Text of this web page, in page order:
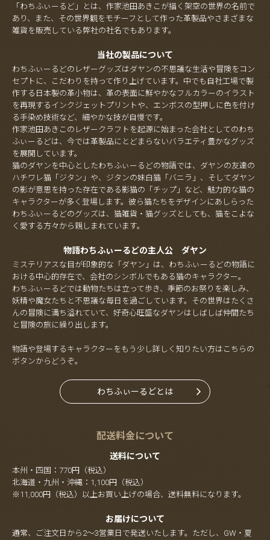
「わちふぃーるど」とは、作家池田あきこが描く架空の世界の名前で
あり、また、その世界観をモチーフとして作った革製品やさまざまな
雑貨を販売している弊社の社名でもあります。
当社の製品について
わちふぃーるどのレザーグッズはダヤンの不思議な生活や冒険をコン
セプトに、こだわりを持って作り上げています。中でも自社工場で製
作する日本製の革小物は、革の表面に鮮やかなフルカラーのイラスト
を再現するインクジェットプリントや、エンボスの型押しに色を付け
る手染め技術など、細やかな技が自慢です。
作家池田あきこのレザークラフトを起源に始まった会社としてのわち
ふぃーるどは、今では革製品にとどまらないバラエティ豊かなグッズ
を展開しています。
猫のダヤンを中心としたわちふぃーるどの物語では、ダヤンの友達の
ハチワレ猫「ジタン」や、ジタンの妹白猫「バニラ」、そしてダヤン
の影が意思を持った存在である影猫の「チップ」など、魅力的な猫の
キャラクターが多く登場します。彼ら猫たちをデザインにあしらった
わちふぃーるどのグッズは、猫雑貨・猫グッズとしても、猫をこよな
く愛する方々から親しまれています。
物語わちふぃーるどの主人公 ダヤン
ミステリアスな目が印象的な「ダヤン」は、わちふぃーるどの物語に
おける中心的存在で、会社のシンボルでもある猫のキャラクター。
わちふぃーるどでは動物たちは立って歩き、季節のお祭りを楽しみ、
妖精や魔女たちと不思議な毎日を過ごしています。その世界はたくさ
んの冒険に満ち溢れていて、好奇心旺盛なダヤンはしばしば仲間たち
と冒険の旅に繰り出します。
物語や登場するキャラクターをもう少し詳しく知りたい方はこちらの
ボタンからどうぞ。
わちふぃーるどとは
配送料金について
送料について
本州・四国：770円（税込）
北海道・九州・沖縄：1,100円（税込）
※11,000円（税込）以上お買い上げの場合、送料無料になります。
お届けについて
通常、ご注文日から2～3営業日で発送いたします。ただし、GW・夏